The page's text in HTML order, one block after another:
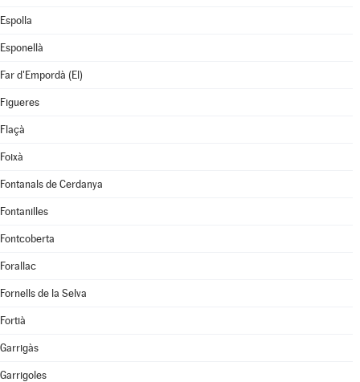
Espolla
Esponellà
Far d'Empordà (El)
Figueres
Flaçà
Foixà
Fontanals de Cerdanya
Fontanilles
Fontcoberta
Forallac
Fornells de la Selva
Fortià
Garrigàs
Garrigoles